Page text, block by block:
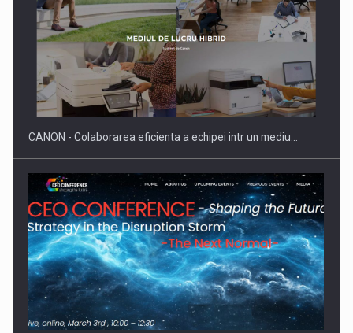
Producatorii si comerciantii care nu se supun noilor
reglementari…
Proteinmaxxing and the Future of Protein Demand
CANON - Colaborarea eficienta a echipei intr un mediu…